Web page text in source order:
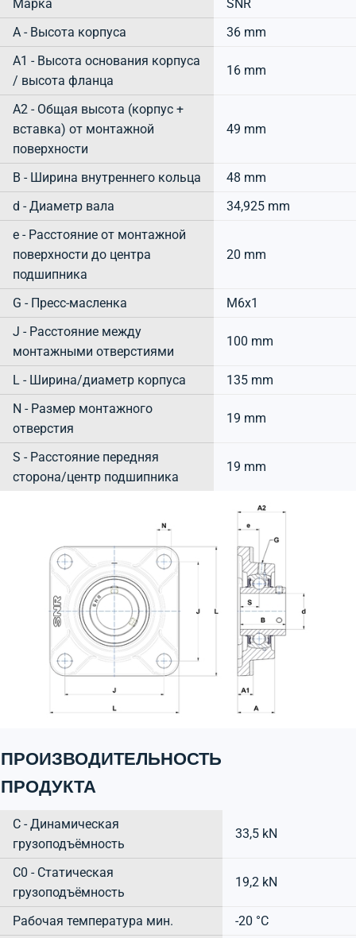
Марка
SNR
А - Высота корпуса
36 mm
A1 - Высота основания корпуса
/ высота фланца
16 mm
A2 - Общая высота (корпус +
вставка) от монтажной
поверхности
49 mm
B - Ширина внутреннего кольца
48 mm
d - Диаметр вала
34,925 mm
e - Расстояние от монтажной
поверхности до центра
подшипника
20 mm
G - Пресс-масленка
M6x1
J - Расстояние между
монтажными отверстиями
100 mm
L - Ширина/диаметр корпуса
135 mm
N - Размер монтажного
отверстия
19 mm
S - Расстояние передняя
сторона/центр подшипника
19 mm
ПРОИЗВОДИТЕЛЬНОСТЬ
ПРОДУКТА
C - Динамическая
грузоподъёмность
33,5 kN
C0 - Статическая
грузоподъёмность
19,2 kN
Рабочая температура мин.
-20 °C